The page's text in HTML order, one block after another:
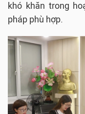
khó khăn trong
pháp phù hợp.